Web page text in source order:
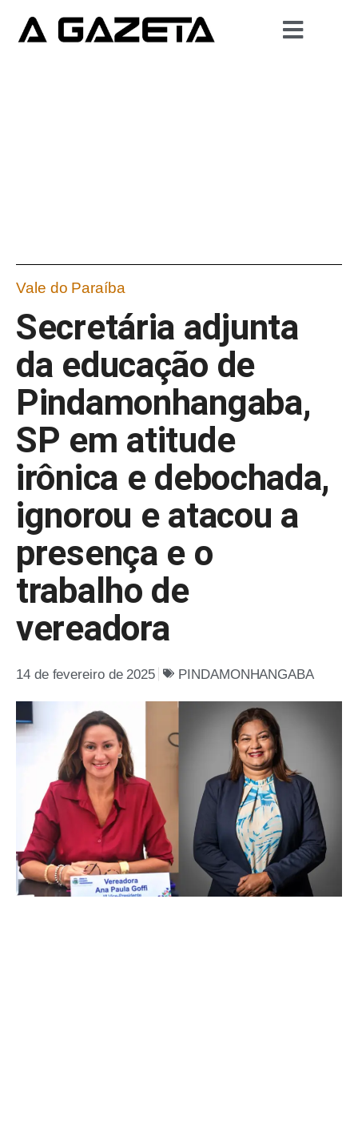
Vale do Paraíba
Secretária adjunta
da educação de
Pindamonhangaba,
SP em atitude
irônica e debochada,
ignorou e atacou a
presença e o
trabalho de
vereadora
14 de fevereiro de 2025 PINDAMONHANGABA